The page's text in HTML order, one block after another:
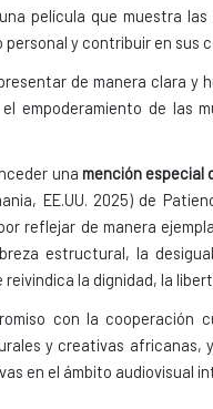
película que muestra
y contribuir en sus
de manera clara y
empoderamiento de las
una mención especial
EE.UU. 2025) de
reflejar de manera
estructural, la
la dignidad, la
con la cooperación
y creativas africanas,
en el ámbito audiovisual